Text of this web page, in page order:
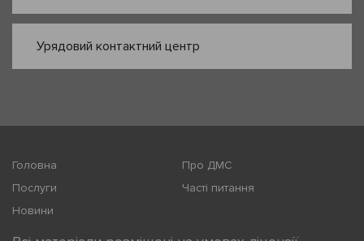
Урядовий контактний центр
Головна
Про ДМС
Послуги
Часті питання
Новини